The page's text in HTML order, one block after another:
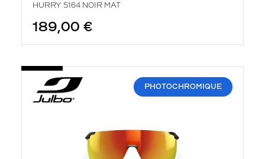
HURRY 5164 NOIR MAT
189,00 €
PHOTOCHROMIQUE